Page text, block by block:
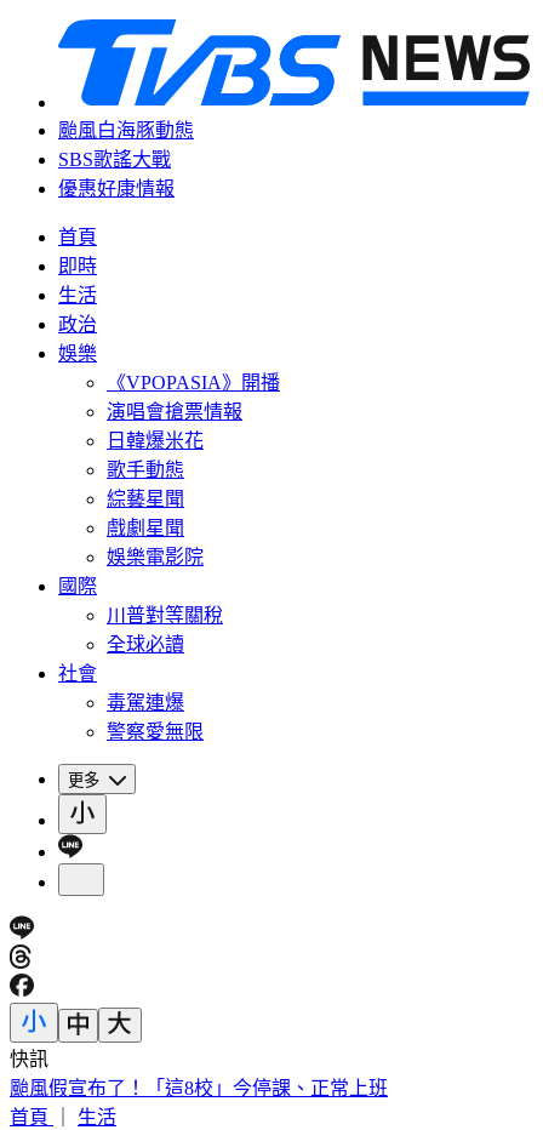
颱風白海豚動態
SBS歌謠大戰
優惠好康情報
首頁
即時
生活
政治
娛樂
《VPOPASIA》開播
演唱會搶票情報
日韓爆米花
歌手動態
綜藝星聞
戲劇星聞
娛樂電影院
國際
川普對等關稅
全球必讀
社會
毒駕連爆
警察愛無限
更多
快訊
白海豚最新路徑曝！瘦身倒數「雨彈先甩北台灣」 降雨熱區
曝